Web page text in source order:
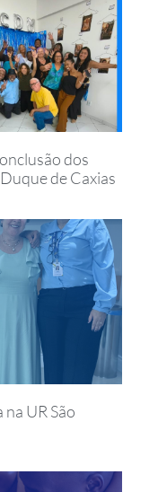
dos
de Caxias
UR São